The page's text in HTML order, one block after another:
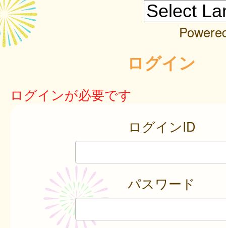
ログイン
ログインが必要です
ログインID
パスワード